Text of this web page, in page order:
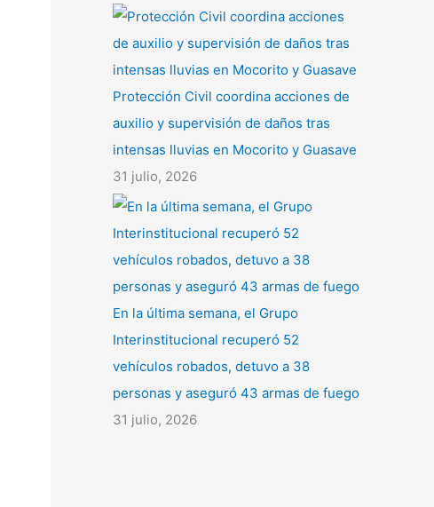
Protección Civil coordina acciones de
auxilio y supervisión de daños tras
intensas lluvias en Mocorito y Guasave
31 julio, 2026
En la última semana, el Grupo
Interinstitucional recuperó 52
vehículos robados, detuvo a 38
personas y aseguró 43 armas de fuego
31 julio, 2026